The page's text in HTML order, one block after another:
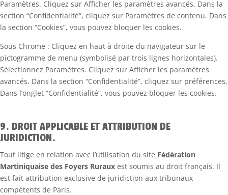
Paramètres. Cliquez sur Afficher les paramètres avancés. Dans la
section “Confidentialité”, cliquez sur Paramètres de contenu. Dans
la section “Cookies”, vous pouvez bloquer les cookies.
Sous Chrome : Cliquez en haut à droite du navigateur sur le
pictogramme de menu (symbolisé par trois lignes horizontales).
Sélectionnez Paramètres. Cliquez sur Afficher les paramètres
avancés. Dans la section “Confidentialité”, cliquez sur préférences.
Dans l’onglet “Confidentialité”, vous pouvez bloquer les cookies.
9. DROIT APPLICABLE ET ATTRIBUTION DE
JURIDICTION.
Tout litige en relation avec l’utilisation du site Fédération
Martiniquaise des Foyers Ruraux est soumis au droit français. Il
est fait attribution exclusive de juridiction aux tribunaux
compétents de Paris.